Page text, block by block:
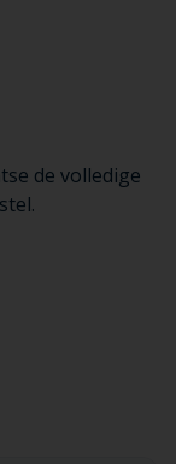
de volledige